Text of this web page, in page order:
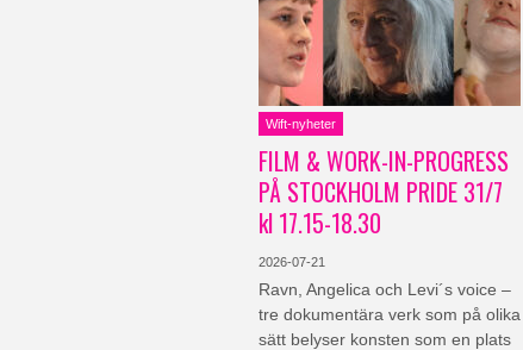
Wift-nyheter
FILM & WORK-IN-PROGRESS
PÅ STOCKHOLM PRIDE 31/7
kl 17.15-18.30
2026-07-21
Ravn, Angelica och Levi´s voice –
tre dokumentära verk som på olika
sätt belyser konsten som en plats